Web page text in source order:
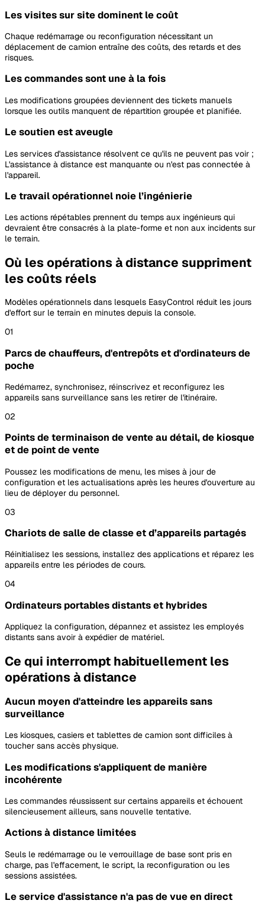
Les visites sur site dominent le coût
Chaque redémarrage ou reconfiguration nécessitant un
déplacement de camion entraîne des coûts, des retards et des
risques.
Les commandes sont une à la fois
Les modifications groupées deviennent des tickets manuels
lorsque les outils manquent de répartition groupée et planifiée.
Le soutien est aveugle
Les services d'assistance résolvent ce qu'ils ne peuvent pas voir ;
L'assistance à distance est manquante ou n'est pas connectée à
l'appareil.
Le travail opérationnel noie l’ingénierie
Les actions répétables prennent du temps aux ingénieurs qui
devraient être consacrés à la plate-forme et non aux incidents sur
le terrain.
Où les opérations à distance suppriment
les coûts réels
Modèles opérationnels dans lesquels EasyControl réduit les jours
d'effort sur le terrain en minutes depuis la console.
01
Parcs de chauffeurs, d'entrepôts et d'ordinateurs de
poche
Redémarrez, synchronisez, réinscrivez et reconfigurez les
appareils sans surveillance sans les retirer de l'itinéraire.
02
Points de terminaison de vente au détail, de kiosque
et de point de vente
Poussez les modifications de menu, les mises à jour de
configuration et les actualisations après les heures d'ouverture au
lieu de déployer du personnel.
03
Chariots de salle de classe et d’appareils partagés
Réinitialisez les sessions, installez des applications et réparez les
appareils entre les périodes de cours.
04
Ordinateurs portables distants et hybrides
Appliquez la configuration, dépannez et assistez les employés
distants sans avoir à expédier de matériel.
Ce qui interrompt habituellement les
opérations à distance
Aucun moyen d'atteindre les appareils sans
surveillance
Les kiosques, casiers et tablettes de camion sont difficiles à
toucher sans accès physique.
Les modifications s'appliquent de manière
incohérente
Les commandes réussissent sur certains appareils et échouent
silencieusement ailleurs, sans nouvelle tentative.
Actions à distance limitées
Seuls le redémarrage ou le verrouillage de base sont pris en
charge, pas l'effacement, le script, la reconfiguration ou les
sessions assistées.
Le service d'assistance n'a pas de vue en direct